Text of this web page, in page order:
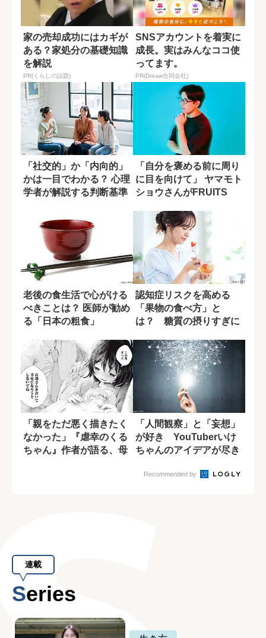
家の売却成功にはカギが
ある？家処分の基礎知識
を解説
PR(くらしの話題)
SNSアカウントを着実に
成長。実はみんなココ使
ってます。
PR(Dreaw合同会社)
「社交的」か「内向的」
かは一目でわかる？ 心理
学者が解説する判断基準
「自分を褒める前に周り
に目を向けて」 ヤマモト
ショウさんがFRUITS
老後の食生活で心がける
べきことは？ 医師が勧め
る「日本の粗食」
認知症リスクを高める
「果物の食べ方」と
は？ 糖質の摂りすぎに
「親をただ悪く描きたく
なかった」『虐幸のくる
ちゃん』作者が語る、母
「人間観察」と「妄想」
が好き YouTuberいけ
ちゃんのアイデアが尽き
Recommended by
連載
Series